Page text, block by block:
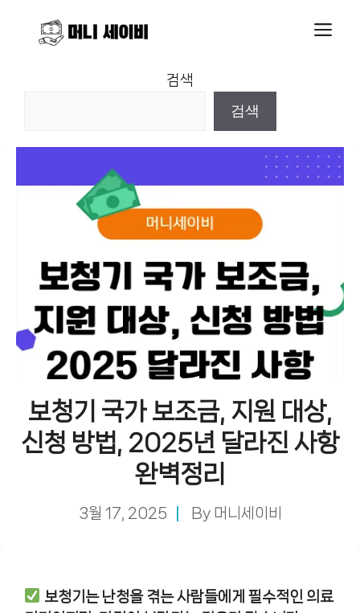
검색
검색
보청기 국가 보조금, 지원 대상,
신청 방법, 2025년 달라진 사항
완벽정리
3월 17, 2025 By 머니세이비
보청기는 난청을 겪는 사람들에게 필수적인 의료